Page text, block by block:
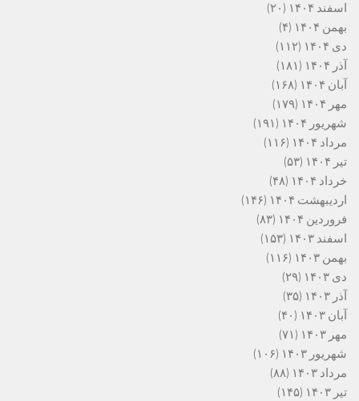
اسفند ۱۴۰۴
(۲۰)
بهمن ۱۴۰۴
(۴)
دی ۱۴۰۴
(۱۱۲)
آذر ۱۴۰۴
(۱۸۱)
آبان ۱۴۰۴
(۱۶۸)
مهر ۱۴۰۴
(۱۷۹)
شهریور ۱۴۰۴
(۱۹۱)
مرداد ۱۴۰۴
(۱۱۶)
تیر ۱۴۰۴
(۵۳)
خرداد ۱۴۰۴
(۴۸)
اردیبهشت ۱۴۰۴
(۱۴۶)
فروردین ۱۴۰۴
(۸۳)
اسفند ۱۴۰۳
(۱۵۳)
بهمن ۱۴۰۳
(۱۱۶)
دی ۱۴۰۳
(۲۹)
آذر ۱۴۰۳
(۳۵)
آبان ۱۴۰۳
(۴۰)
مهر ۱۴۰۳
(۷۱)
شهریور ۱۴۰۳
(۱۰۶)
مرداد ۱۴۰۳
(۸۸)
تیر ۱۴۰۳
(۱۴۵)